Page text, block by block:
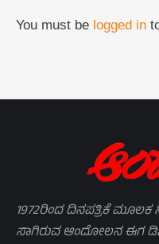
You must be logged in
1972ರಿಂದ ದಿನಪತ್ರಿಕೆ ಮೂಲಕ
ಸಾಗಿರುವ ಆಂದೋಲನ ಈಗ